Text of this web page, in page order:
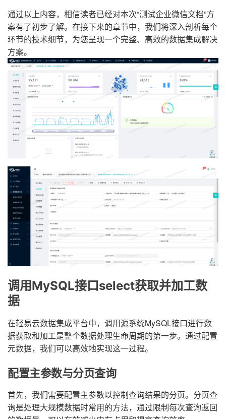
通过以上内容，相信读者已经对本次“测试企业微信文档”方
案有了初步了解。在接下来的章节中，我们将深入剖析每个
环节的技术细节，为您呈现一个完整、高效的数据集成解决
方案。
调用MySQL接口select获取并加工数
据
在轻易云数据集成平台中，调用源系统MySQL接口进行数
据获取和加工是整个数据处理生命周期的第一步。通过配置
元数据，我们可以高效地实现这一过程。
配置主参数与分页查询
首先，我们需要配置主参数以控制查询结果的分页。分页查
询是处理大规模数据时常用的方法，通过限制每次查询返回